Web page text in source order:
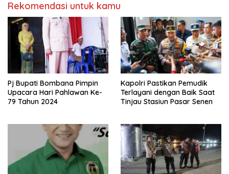
Rekomendasi untuk kamu
Pj Bupati Bombana Pimpin
Upacara Hari Pahlawan Ke-
79 Tahun 2024
Kapolri Pastikan Pemudik
Terlayani dengan Baik Saat
Tinjau Stasiun Pasar Senen